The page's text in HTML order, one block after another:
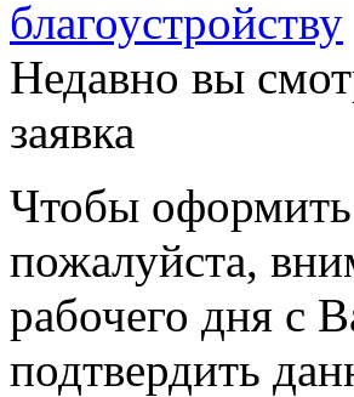
Недавно вы
заявка
Чтобы оформить
пожалуйста,
рабочего дня с
подтвердить